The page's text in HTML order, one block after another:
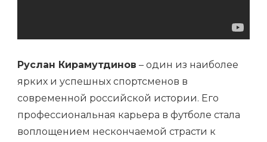
Руслан Кирамутдинов – один из наиболее
ярких и успешных спортсменов в
современной российской истории. Его
профессиональная карьера в футболе стала
воплощением нескончаемой страсти к